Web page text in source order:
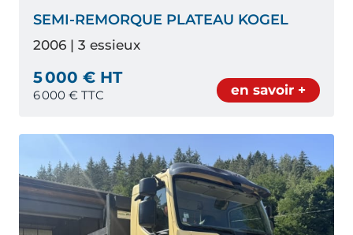
SEMI-REMORQUE PLATEAU KOGEL
2006 | 3 essieux
5 000 € HT
6 000 € TTC en savoir +